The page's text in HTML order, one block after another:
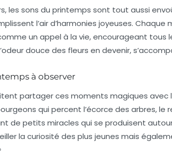
les sons du printemps sont tout aussi
l’air d’harmonies joyeuses.
un appel à la vie, encourageant tous
douce des fleurs en devenir,
à observer
partager ces moments magiques avec
qui percent l’écorce des arbres,
de petits miracles qui se produisent
la curiosité des plus jeunes mais